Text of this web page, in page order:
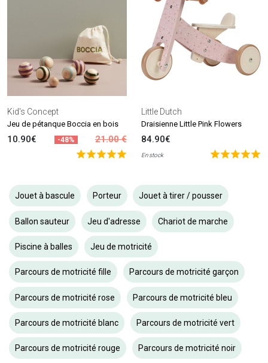
Kid's Concept
Jeu de pétanque Boccia en bois
10.90€ -48% 21.00 €
Little Dutch
Draisienne Little Pink Flowers
84.90€
En stock
Jouet à bascule Porteur Jouet à tirer / pousser
Ballon sauteur Jeu d'adresse Chariot de marche
Piscine à balles Jeu de motricité
Parcours de motricité fille Parcours de motricité garçon
Parcours de motricité rose Parcours de motricité bleu
Parcours de motricité blanc Parcours de motricité vert
Parcours de motricité rouge Parcours de motricité noir